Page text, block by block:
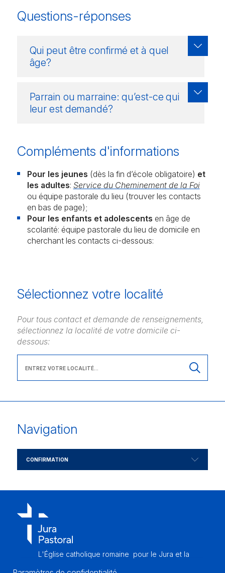
Questions-réponses
Qui peut être confirmé et à quel
âge?
Parrain ou marraine: qu’est-ce qui
leur est demandé?
Compléments d'informations
Pour les jeunes (dès la fin d’école obligatoire) et
les adultes: Service du Cheminement de la Foi
ou équipe pastorale du lieu (trouver les contacts
en bas de page);
Pour les enfants et adolescents en âge de
scolarité: équipe pastorale du lieu de domicile en
cherchant les contacts ci-dessous:
Sélectionnez votre localité
Pour tous contact et demande de renseignements,
sélectionnez la localité de votre domicile ci-
dessous:
Navigation
CONFIRMATION
L'Église catholique romaine pour le Jura et la